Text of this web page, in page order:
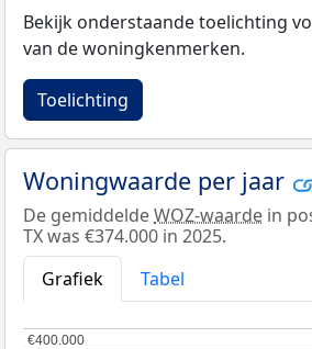
Bekijk onderstaande toelichting
van de woningkenmerken.
Toelichting
Woningwaarde per jaar
De gemiddeldeWOZ-waarde in
TX was €374.000 in 2025.
Grafiek
Tabel
€400.000
€400.000